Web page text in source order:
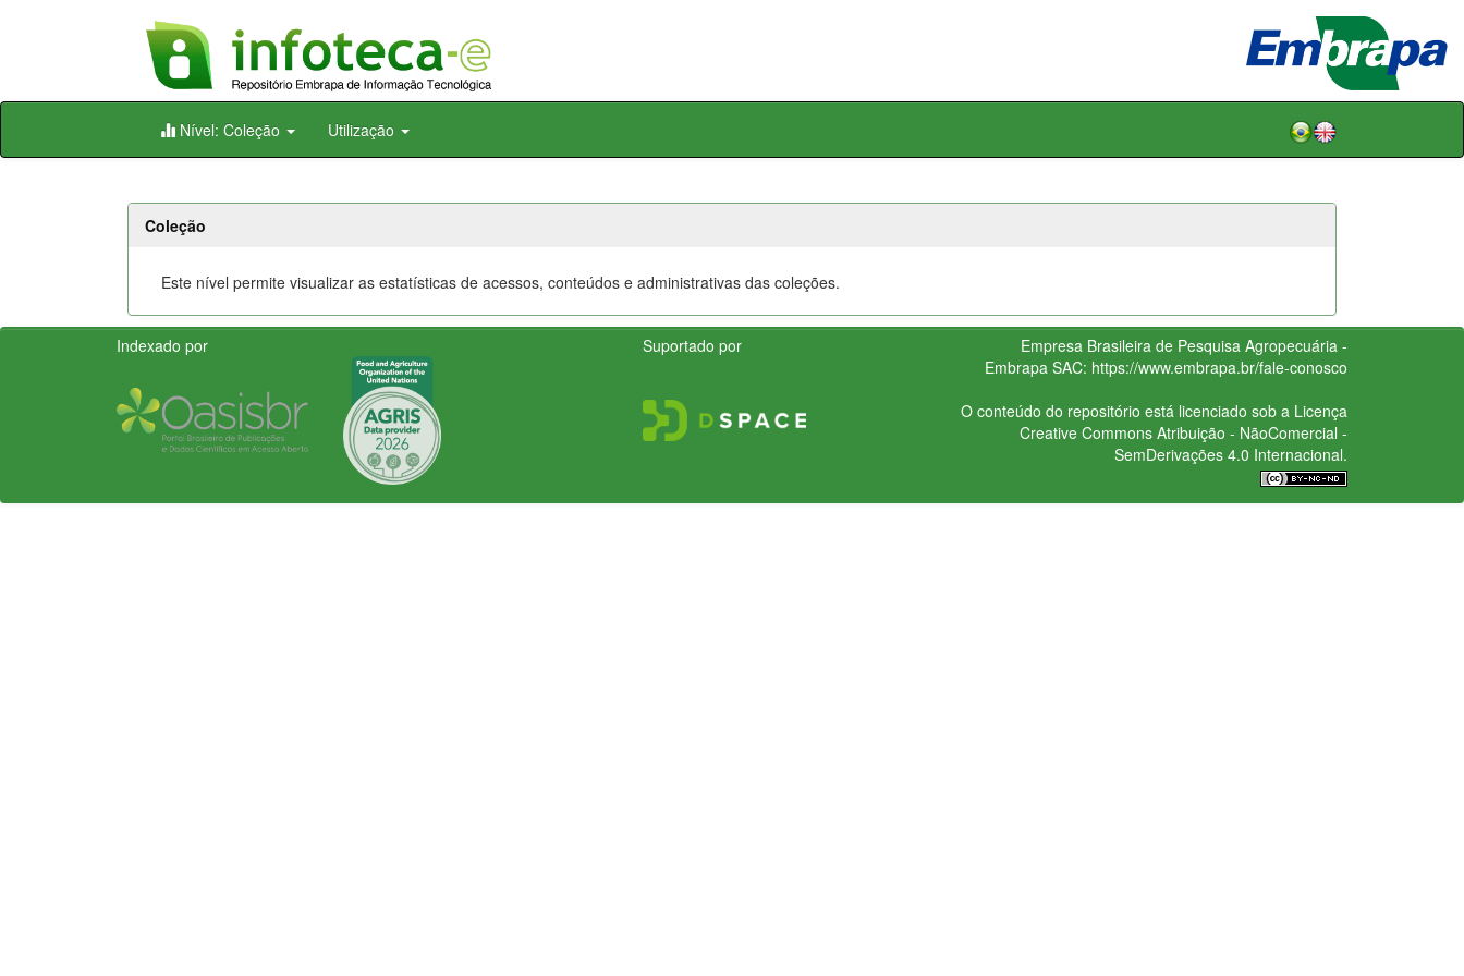
Skip
Nível: Coleção Utilização
Coleção
Este nível permite visualizar as estatísticas de acessos, conteúdos e administrativas das coleções.
Indexado por Suportado por
Empresa Brasileira de Pesquisa Agropecuária -
Embrapa SAC: https://www.embrapa.br/fale-conosco
O conteúdo do repositório está licenciado sob a Licença
Creative CommonsAtribuição - NãoComercial -
SemDerivações 4.0 Internacional.